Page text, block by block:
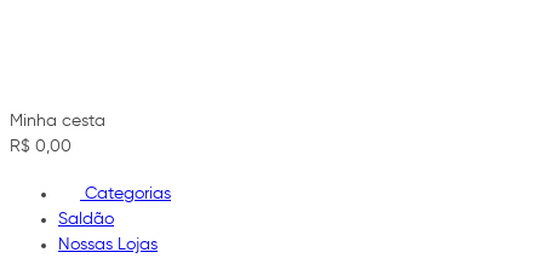
Minha cesta
R$ 0,00
Categorias
Saldão
Nossas Lojas